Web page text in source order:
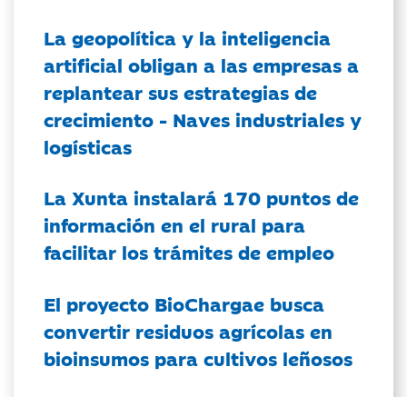
La geopolítica y la inteligencia
artificial obligan a las empresas a
replantear sus estrategias de
crecimiento - Naves industriales y
logísticas
La Xunta instalará 170 puntos de
información en el rural para
facilitar los trámites de empleo
El proyecto BioChargae busca
convertir residuos agrícolas en
bioinsumos para cultivos leñosos